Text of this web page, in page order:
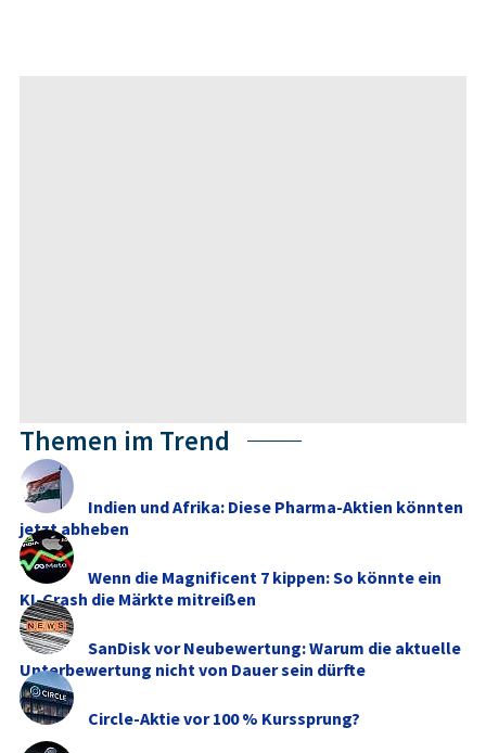
Themen im Trend
Indien und Afrika: Diese Pharma-Aktien könnten
jetzt abheben
Wenn die Magnificent 7 kippen: So könnte ein
KI-Crash die Märkte mitreißen
SanDisk vor Neubewertung: Warum die aktuelle
Unterbewertung nicht von Dauer sein dürfte
Circle-Aktie vor 100 % Kurssprung?